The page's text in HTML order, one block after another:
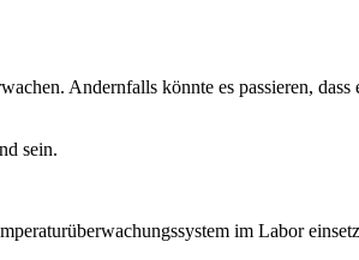
Andernfalls könnte es passieren, dass
sein.
im Labor